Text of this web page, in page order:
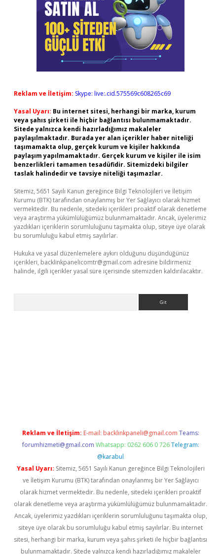
Reklam ve İletişim: Skype: live:.cid.575569c608265c69
Yasal Uyarı: Bu internet sitesi, herhangi bir marka, kurum
veya şahıs şirketi ile hiçbir bağlantısı bulunmamaktadır.
Sitede yalnızca kendi hazırladığımız makaleler
paylaşılmaktadır. Burada yer alan içerikler haber niteliği
taşımamakta olup, gerçek kurum ve kişiler hakkında
paylaşım yapılmamaktadır. Gerçek kurum ve kişiler ile isim
benzerlikleri tamamen tesadüfidir. Sitemizdeki bilgiler
taslak halindedir ve tavsiye niteliği taşımazlar.
Sitemiz, 5651 Sayılı Kanun gereğince Bilgi Teknolojileri ve İletişim
Kurumu (BTK) tarafından onaylanmış bir Yer Sağlayıcı olarak hizmet
vermektedir. Bu nedenle, sitedeki içerikleri proaktif olarak denetleme
veya araştırma yükümlülüğümüz bulunmamaktadır. Ancak, üyelerimiz
yazdıkları içeriklerin sorumluluğunu taşımakta olup, siteye üye olarak
bu sorumluluğu kabul etmiş sayılırlar.
Hukuka ve yasal düzenlemelere aykırı olduğunu düşündüğünüz
içerikleri, backlinkpanelicomtr@gmail.com adresine bildirmeniz
halinde, ilgili içerikler yasal süre içerisinde sitemizden kaldırılacaktır.
Reklam ve İletişim: E-mail: backlinkpaneli@gmail.com Teams:
forumhizmeti@gmail.com Whatsapp: 0262 606 0 726 Telegram:
@karabul
Yasal Uyarı: Sitemiz, 5651 Sayılı Kanun gereğince Bilgi Teknolojileri
ve İletişim Kurumu (BTK) tarafından onaylanmış bir Yer Sağlayıcı
olarak hizmet vermektedir. Bu nedenle, sitedeki içerikleri proaktif
olarak denetleme veya araştırma yükümlülüğümüz bulunmamaktadır.
Ancak, üyelerimiz yazdıkları içeriklerin sorumluluğunu taşımakta olup,
siteye üye olarak bu sorumluluğu kabul etmiş sayılırlar. Bu internet
sitesi, herhangi bir marka, kurum veya şahıs şirketi ile hiçbir bağlantısı
bulunmamaktadır. Sitede yalnızca kendi hazırladığımız makaleler